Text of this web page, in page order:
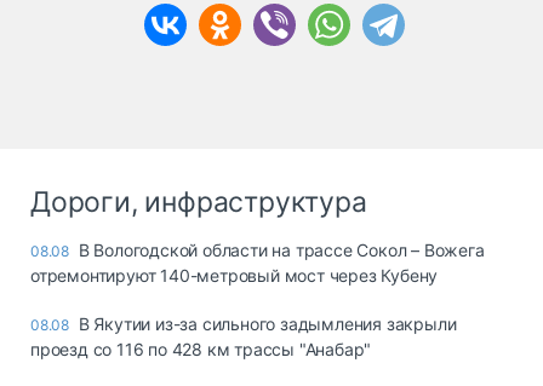
Дороги, инфраструктура
08.08 В Вологодской области на трассе Сокол – Вожега
отремонтируют 140-метровый мост через Кубену
08.08 В Якутии из-за сильного задымления закрыли
проезд со 116 по 428 км трассы "Анабар"